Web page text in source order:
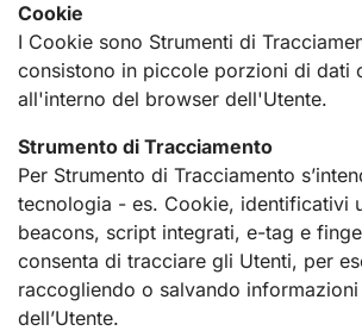
Cookie
I Cookie sono Strumenti di
consistono in piccole porzioni di dati
all'interno del browser dell'Utente.
Strumento di Tracciamento
Per Strumento di Tracciamento
tecnologia - es. Cookie, identificativi
beacons, script integrati, e-tag e
consenta di tracciare gli Utenti, per
raccogliendo o salvando
dell’Utente.